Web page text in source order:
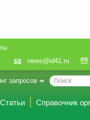
news@id41.ru
запросов
Статьи
Справочник